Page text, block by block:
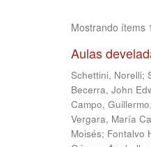
Mostrando ítems
Aulas
Schettini, Norelli;
Becerra, John
Campo, Guillermo;
Vergara, María
Moisés; Fontalvo